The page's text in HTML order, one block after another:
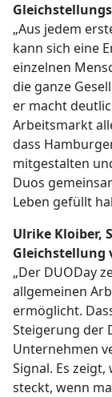
„Aus jedem
kann sich eine
einzelnen
die ganze
er macht
Arbeitsmarkt
dass
mitgestalten
Duos
Leben gefüllt
Ulrike Kloiber,
Gleichstellung
„Der DUODay
allgemeinen
ermöglicht.
Steigerung der
Unternehmen
Signal. Es
steckt, wenn